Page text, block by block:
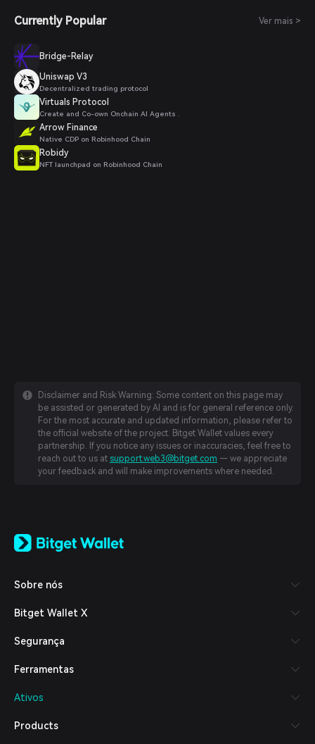
Currently Popular Ver mais >
Bridge-Relay
Uniswap V3
Decentralized trading protocol
Virtuals Protocol
Create and Co-own Onchain AI Agents .
Arrow Finance
Native CDP on Robinhood Chain
Robidy
NFT launchpad on Robinhood Chain
Disclaimer and Risk Warning: Some content on this page may
be assisted or generated by AI and is for general reference only.
For the most accurate and updated information, please refer to
the official website of the project. Bitget Wallet values every
partnership. If you notice any issues or inaccuracies, feel free to
reach out to us at support.web3@bitget.com — we appreciate
your feedback and will make improvements where needed.
日本語
Español (Latinoamérica)
Italiano
Deutsch
繁體中文
Bahasa Indonesia
Sobre nós
Bitget Wallet X
Segurança
Ferramentas
Ativos
Products